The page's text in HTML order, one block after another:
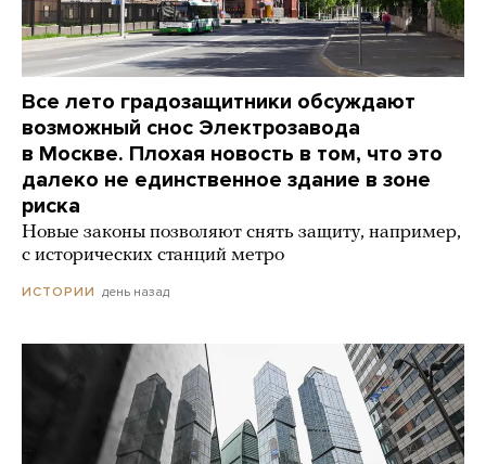
Все лето градозащитники обсуждают
возможный снос Электрозавода
в Москве. Плохая новость в том, что это
далеко не единственное здание в зоне
риска
Новые законы позволяют снять защиту, например,
с исторических станций метро
ИСТОРИИ день назад